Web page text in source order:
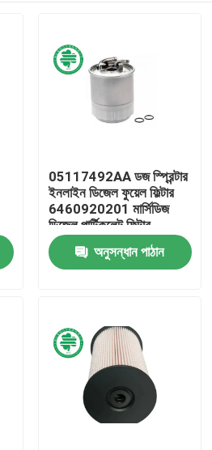
05117492AA ডজ স্প্রিন্টার
ইনলাইন ডিজেল ফুয়েল ফিল্টার
6460920201 মার্সিডিজ
ডিজেল পার্টিকুলেট ফিল্টার
অনুসন্ধান পাঠান